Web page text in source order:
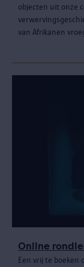
objecten uit onze
van Afrikanen
Online
Een vrij te